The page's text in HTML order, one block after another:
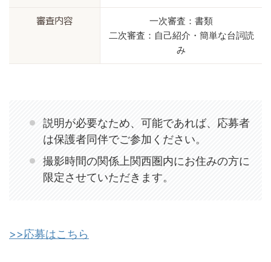
審査内容
一次審査：書類
二次審査：自己紹介・簡単な台詞読
み
説明が必要なため、可能であれば、応募者
は保護者同伴でご参加ください。
撮影時間の関係上関西圏内にお住みの方に
限定させていただきます。
>>応募はこちら